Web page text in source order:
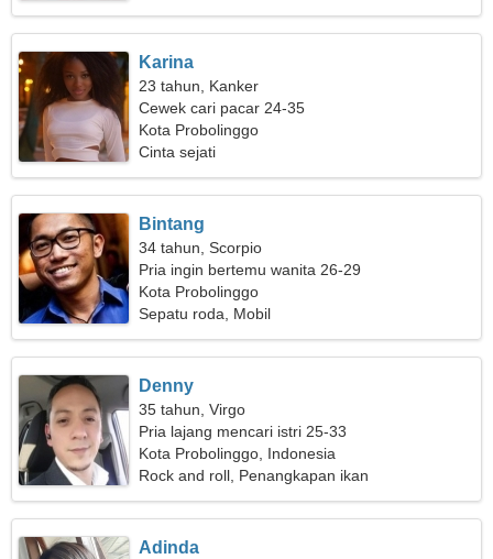
Karina
23 tahun, Kanker
Cewek cari pacar 24-35
Kota Probolinggo
Cinta sejati
Bintang
34 tahun, Scorpio
Pria ingin bertemu wanita 26-29
Kota Probolinggo
Sepatu roda, Mobil
Denny
35 tahun, Virgo
Pria lajang mencari istri 25-33
Kota Probolinggo, Indonesia
Rock and roll, Penangkapan ikan
Adinda